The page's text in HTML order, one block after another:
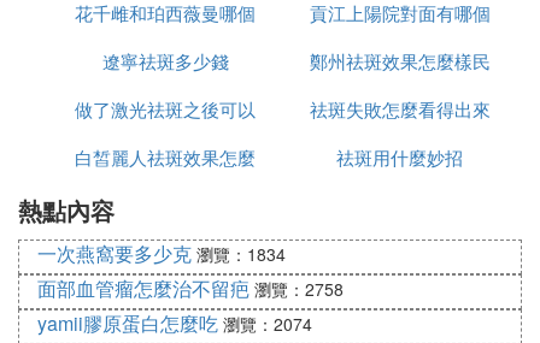
花千雌和珀西薇曼哪個
祛斑好用
貢江上陽院對面有哪個
店可以祛斑
遼寧祛斑多少錢
鄭州祛斑效果怎麼樣民
眾聽過美萊
做了激光祛斑之後可以
吃什麼
祛斑失敗怎麼看得出來
白皙麗人祛斑效果怎麼
祛斑用什麼妙招
熱點內容
一次燕窩要多少克 瀏覽：1834
面部血管瘤怎麼治不留疤 瀏覽：2758
yamii膠原蛋白怎麼吃 瀏覽：2074